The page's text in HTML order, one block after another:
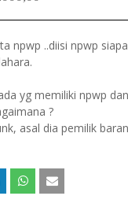
npwp ..diisi npwp
yg memiliki npwp
?
asal dia pemilik